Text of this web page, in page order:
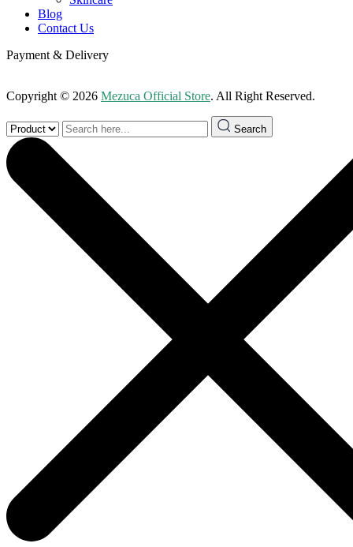
Blog
Contact Us
Payment & Delivery
Copyright © 2026 Mezuca Official Store. All Right Reserved.
Search